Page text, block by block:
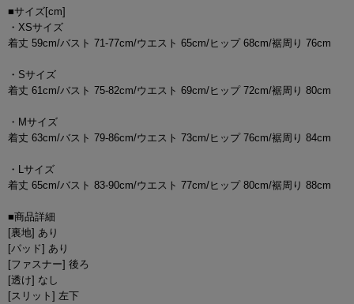
■サイズ[cm]
・XSサイズ
着丈 59cm/バスト 71-77cm/ウエスト 65cm/ヒップ 68cm/裾周り 76cm
・Sサイズ
着丈 61cm/バスト 75-82cm/ウエスト 69cm/ヒップ 72cm/裾周り 80cm
・Mサイズ
着丈 63cm/バスト 79-86cm/ウエスト 73cm/ヒップ 76cm/裾周り 84cm
・Lサイズ
着丈 65cm/バスト 83-90cm/ウエスト 77cm/ヒップ 80cm/裾周り 88cm
■商品詳細
[裏地] あり
[パッド] あり
[ファスナー] 後ろ
[透け] なし
[スリット] 左下